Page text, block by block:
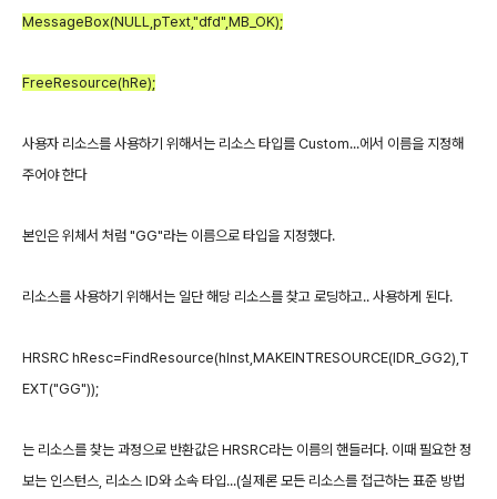
MessageBox(NULL,pText,"dfd",MB_OK);
FreeResource(hRe);
사용자 리소스를 사용하기 위해서는 리소스 타입를 Custom...에서 이름을 지정해
주어야 한다
본인은 위체서 처럼 "GG"라는 이름으로 타입을 지정했다.
리소스를 사용하기 위해서는 일단 해당 리소스를 찾고 로딩하고.. 사용하게 된다.
HRSRC hResc=FindResource(hInst,MAKEINTRESOURCE(IDR_GG2),T
EXT("GG"));
는 리소스를 찾는 과정으로 반환값은 HRSRC라는 이름의 핸들러다. 이때 필요한 정
보는 인스턴스, 리소스 ID와 소속 타입...(실제론 모든 리소스를 접근하는 표준 방법